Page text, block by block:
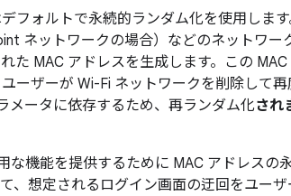
フォルトで永続的ランダム化を使用します
ネットワークの場合）などのネットワー
た MAC アドレスを生成します。この MAC
ーザーが Wi-Fi ネットワークを削除して再
メータに依存するため、再ランダム化され
な機能を提供するために MAC アドレスの
、想定されるログイン画面の迂回をユー